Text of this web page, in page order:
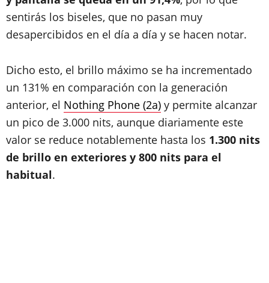
sentirás los biseles, que no pasan muy
desapercibidos en el día a día y se hacen notar.
Dicho esto, el brillo máximo se ha incrementado
un 131% en comparación con la generación
anterior, el Nothing Phone (2a) y permite alcanzar
un pico de 3.000 nits, aunque diariamente este
valor se reduce notablemente hasta los 1.300 nits
de brillo en exteriores y 800 nits para el
habitual.